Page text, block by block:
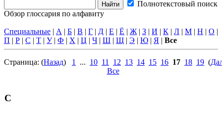
Полнотекстовый поиск
Обзор глоссария по алфавиту
Специальные | А | Б | В | Г | Д | Е | Ё | Ж | З | И | К | Л | М | Н | О |
П | Р | С | Т | У| Ф | Х | Ц | Ч | Ш | Щ | Э | Ю | Я | Все
Страница: (Назад) 1 ... 10 11 12 13 14 15 16 17 18 19 (
Все
С